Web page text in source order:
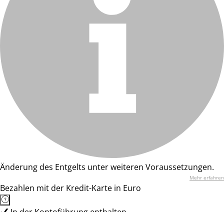
Änderung des Entgelts unter weiteren Voraussetzungen.
Mehr erfahren
Bezahlen mit der Kredit-Karte in Euro